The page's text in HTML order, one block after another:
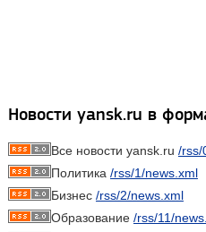
Новости yansk.ru в
Все новости yansk.ru /rss/
Политика /rss/1/news.xml
Бизнес /rss/2/news.xml
Образование /rss/11/